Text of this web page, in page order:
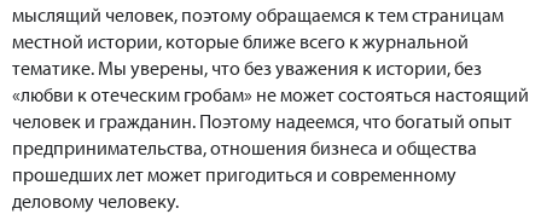
мыслящий человек, поэтому обращаемся к тем страницам
местной истории, которые ближе всего к журнальной
тематике. Мы уверены, что без уважения к истории, без
«любви к отеческим гробам» не может состояться настоящий
человек и гражданин. Поэтому надеемся, что богатый опыт
предпринимательства, отношения бизнеса и общества
прошедших лет может пригодиться и современному
деловому человеку.